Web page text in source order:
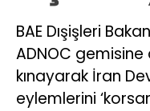
BAE Dışişleri
ADNOC gemisine
kınayarak İran
eylemlerini